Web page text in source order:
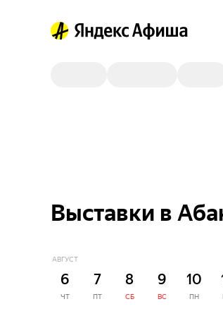
Выставки в
АВГУСТ
6
ЧТ
7
ПТ
8
СБ
9
ВС
10
ПН